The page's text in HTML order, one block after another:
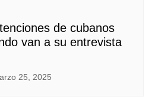
de cubanos
van a su entrevista
25, 2025